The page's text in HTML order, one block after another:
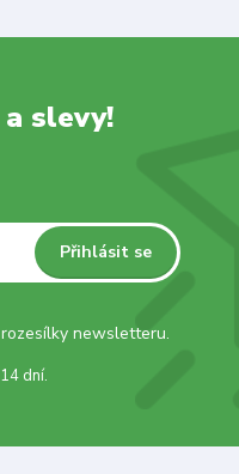
slevy!
Přihlásit se
newsletteru.
dní.